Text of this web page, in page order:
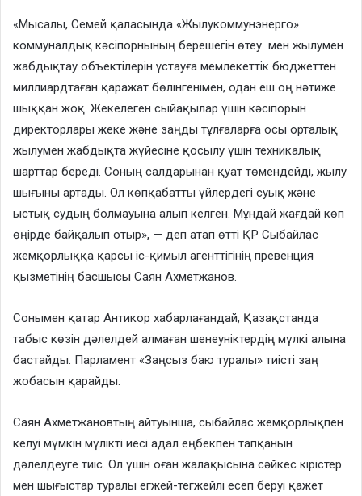
«Мысалы, Семей қаласында «Жылукоммунэнерго»
коммуналдық кәсіпорнының берешегін өтеу мен жылумен
жабдықтау объектілерін ұстауға мемлекеттік бюджеттен
миллиардтаған қаражат бөлінгенімен, одан еш оң нәтиже
шыққан жоқ. Жекелеген сыйақылар үшін кәсіпорын
директорлары жеке және заңды тұлғаларға осы орталық
жылумен жабдықта жүйесіне қосылу үшін техникалық
шарттар береді. Соның салдарынан қуат төмендейді, жылу
шығыны артады. Ол көпқабатты үйлердегі суық және
ыстық судың болмауына алып келген. Мұндай жағдай көп
өңірде байқалып отыр», — деп атап өтті ҚР Сыбайлас
жемқорлыққа қарсы іс-қимыл агенттігінің превенция
қызметінің басшысы Саян Ахметжанов.
Сонымен қатар Антикор хабарлағандай, Қазақстанда
табыс көзін дәлелдей алмаған шенеуніктердің мүлкі алына
бастайды. Парламент «Заңсыз баю туралы» тиісті заң
жобасын қарайды.
Саян Ахметжановтың айтуынша, сыбайлас жемқорлықпен
келуі мүмкін мүлікті иесі адал еңбекпен тапқанын
дәлелдеуге тиіс. Ол үшін оған жалақысына сәйкес кірістер
мен шығыстар туралы егжей-тегжейлі есеп беруі қажет